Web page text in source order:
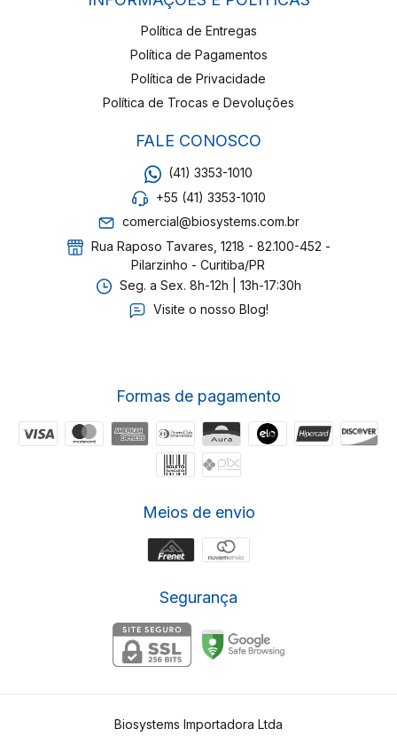
Política de Entregas
Política de Pagamentos
Política de Privacidade
Política de Trocas e Devoluções
FALE CONOSCO
(41) 3353-1010
+55 (41) 3353-1010
comercial@biosystems.com.br
Rua Raposo Tavares, 1218 - 82.100-452 -
Pilarzinho - Curitiba/PR
Seg. a Sex. 8h-12h | 13h-17:30h
Visite o nosso Blog!
Formas de pagamento
Meios de envio
Segurança
Biosystems Importadora Ltda